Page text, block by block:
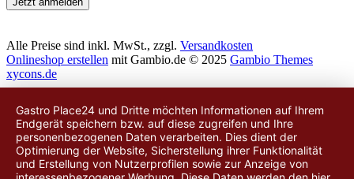
Alle Preise sind inkl. MwSt., zzgl. Versandkosten
Onlineshop erstellen mit Gambio.de © 2025 Gambio Themes
xycons.de
Gastro Place24 und Dritte möchten Informationen auf Ihrem
Endgerät speichern bzw. auf diese zugreifen und Ihre
personenbezogenen Daten verarbeiten. Dies dient der
Optimierung der Website, Sicherstellung ihrer Funktionalität
und Erstellung von Nutzerprofilen sowie zur Anzeige von